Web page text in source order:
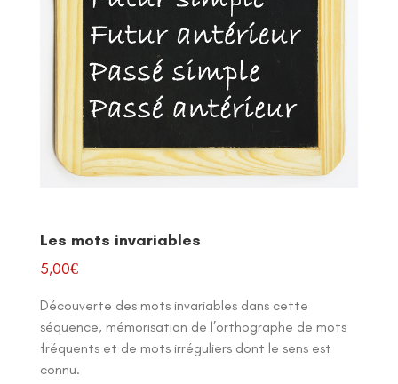
Les mots invariables
5,00€
Découverte des mots invariables dans cette
séquence, mémorisation de l’orthographe de mots
fréquents et de mots irréguliers dont le sens est
connu.